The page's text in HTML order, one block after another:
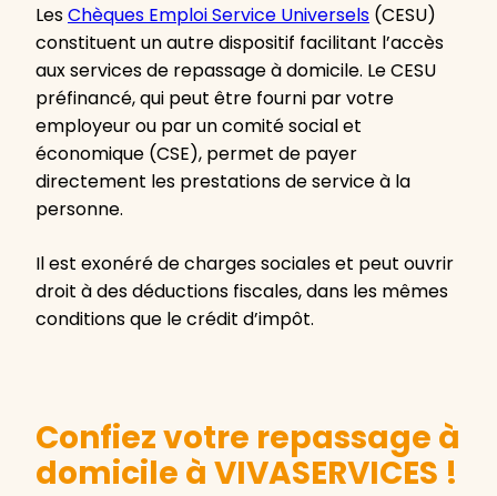
LesChèques Emploi Service Universels (CESU)
constituent un autre dispositif facilitant l’accès
aux services de repassage à domicile. Le CESU
préfinancé, qui peut être fourni par votre
employeur ou par un comité social et
économique (CSE), permet de payer
directement les prestations de service à la
personne.
Il est exonéré de charges sociales et peut ouvrir
droit à des déductions fiscales, dans les mêmes
conditions que le crédit d’impôt.
Confiez votre repassage à
domicile à VIVASERVICES !